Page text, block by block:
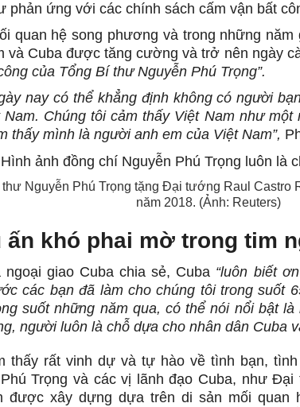
phản ứng với các chính sách cấm vận bất
quan hệ song phương và trong những
và Cuba được tăng cường và trở nên ngày
của Tổng Bí thư Nguyễn Phú Trọng”.
nay có thể khẳng định không có người
Nam. Chúng tôi cảm thấy Việt Nam như
thấy mình là người anh em của Việt Nam”,
Nguyễn Phú Trọng tặng Đại tướng Raul Castro
năm 2018. (Ảnh: Reuters)
ấn khó phai mờ trong tim
ngoại giao Cuba chia sẻ, Cuba “luôn biết
các bạn đã làm cho chúng tôi trong suốt
suốt những năm qua, có thể nói nổi bật
người luôn là chỗ dựa cho nhân dân Cuba
thấy rất vinh dự và tự hào về tình bạn,
Trọng và các vị lãnh đạo Cuba, như
được xây dựng dựa trên di sản mối quan